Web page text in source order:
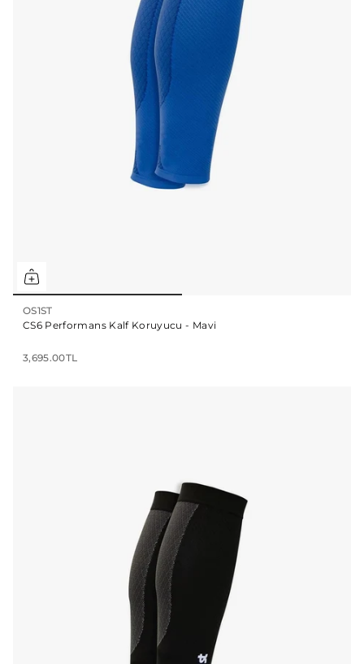
OS1ST
CS6 Performans Kalf Koruyucu - Mavi
3,695.00TL